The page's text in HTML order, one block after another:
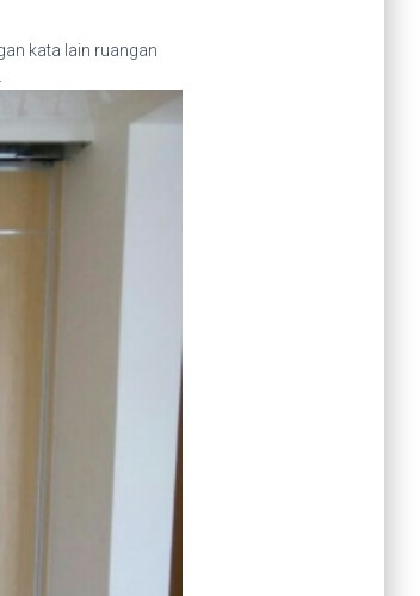
kata lain ruangan